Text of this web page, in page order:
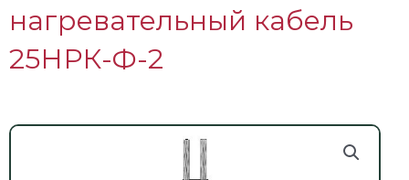
нагревательный кабель
25НРК-Ф-2